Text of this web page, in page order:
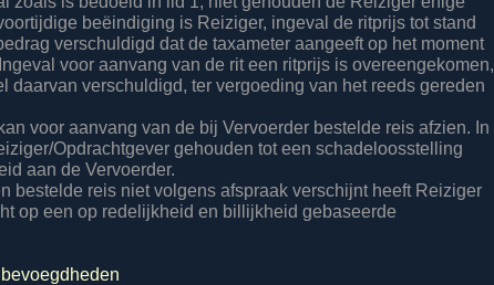
beëindiging is Reiziger, ingeval de ritprijs tot stand
verschuldigd dat de taxameter aangeeft op het moment
voor aanvang van de rit een ritprijs is overeengekomen,
daarvan verschuldigd, ter vergoeding van het reeds gereden
voor aanvang van de bij Vervoerder bestelde reis afzien. In
Opdrachtgever gehouden tot een schadeloosstelling
aan de Vervoerder.
bestelde reis niet volgens afspraak verschijnt heeft Reiziger
op een op redelijkheid en billijkheid gebaseerde